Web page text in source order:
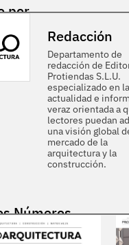
por
Redacción
Departamento de
redacción de
Protiendas S.L.U.
especializado en la
actualidad e
veraz orientada a
lectores puedan
una visión global
mercado de la
arquitectura y la
construcción.
Números